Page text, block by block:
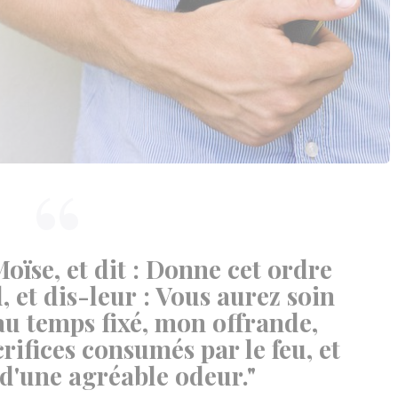
et dit : Donne cet ordre
et dis-leur : Vous aurez soin
temps fixé, mon offrande,
consumés par le feu, et
agréable odeur."